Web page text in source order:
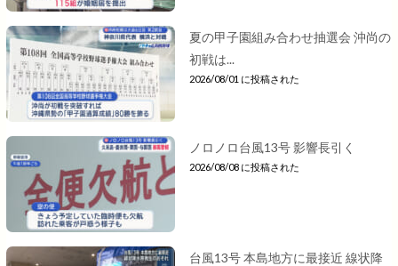
夏の甲子園組み合わせ抽選会 沖尚の
初戦は...
2026/08/01 に投稿された
ノロノロ台風13号 影響長引く
2026/08/08 に投稿された
台風13号 本島地方に最接近 線状降